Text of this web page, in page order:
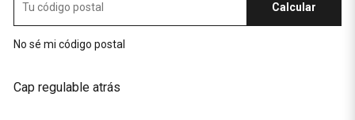
Calcular
No sé mi código postal
Cap regulable atrás